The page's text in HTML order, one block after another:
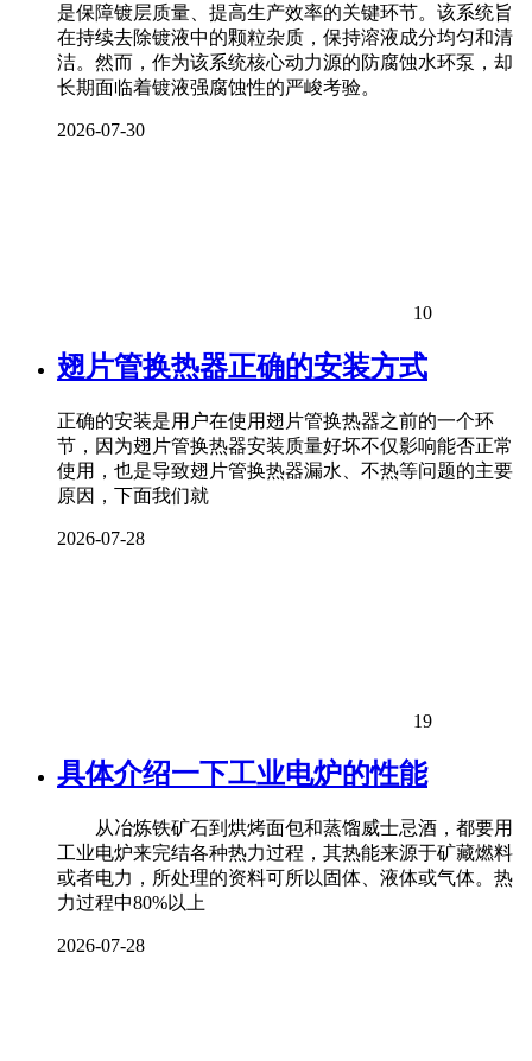
是保障镀层质量、提高生产效率的关键环节。该系统旨
在持续去除镀液中的颗粒杂质，保持溶液成分均匀和清
洁。然而，作为该系统核心动力源的防腐蚀水环泵，却
长期面临着镀液强腐蚀性的严峻考验。
2026-07-30
10
翅片管换热器正确的安装方式
正确的安装是用户在使用翅片管换热器之前的一个环
节，因为翅片管换热器安装质量好坏不仅影响能否正常
使用，也是导致翅片管换热器漏水、不热等问题的主要
原因，下面我们就
2026-07-28
19
具体介绍一下工业电炉的性能
从冶炼铁矿石到烘烤面包和蒸馏威士忌酒，都要用
工业电炉来完结各种热力过程，其热能来源于矿藏燃料
或者电力，所处理的资料可所以固体、液体或气体。热
力过程中80%以上
2026-07-28